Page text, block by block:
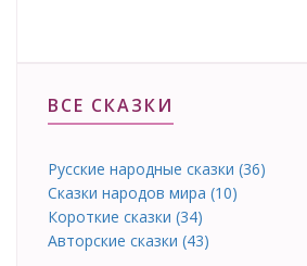
ВСЕ СКАЗКИ
Русские народные сказки (36)
Сказки народов мира (10)
Короткие сказки (34)
Авторские сказки (43)